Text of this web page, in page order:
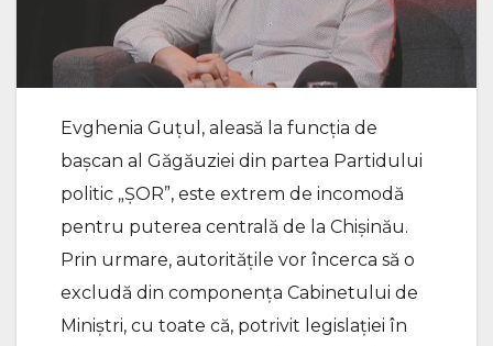
Evghenia Guţul, aleasă la funcția de
bașcan al Găgăuziei din partea Partidului
politic „ȘOR”, este extrem de incomodă
pentru puterea centrală de la Chişinău.
Prin urmare, autoritățile vor încerca să o
excludă din componența Cabinetului de
Miniştri, cu toate că, potrivit legislației în